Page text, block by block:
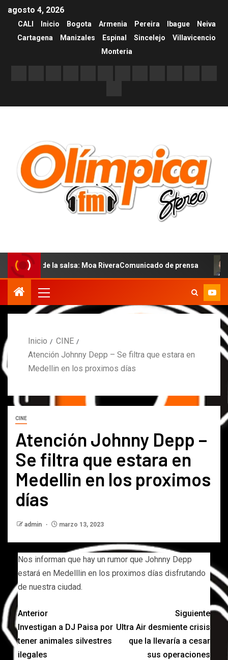
agosto 4, 2026
CALI Inicio Bogota Armenia Pereira Ibague
Neiva
Cartagena
Manizales Espinal Sincelejo
Villavicencio
Monteria
de la salsa: Moa RiveraComunicado de prensa
Inicio
CINE
Atención Johnny Depp – Se filtra que estara en
Medellin en los proximos días
CINE
Atención Johnny Depp –
Se filtra que estara en
Medellin en los proximos
días
admin marzo 13, 2023
Nos informan que hay un rumor que Johnny Depp
estará en Medelllin en los proximos días disfrutando
de nuestra ciudad.
Anterior
Investigan a DJ Paisa por
tener animales silvestres
ilegales
Siguiente
Ultra Air desmiente crisis
que la llevaría a cesar
sus operaciones